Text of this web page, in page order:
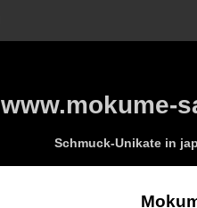
www.mokume-
Schmuck-Unikate in